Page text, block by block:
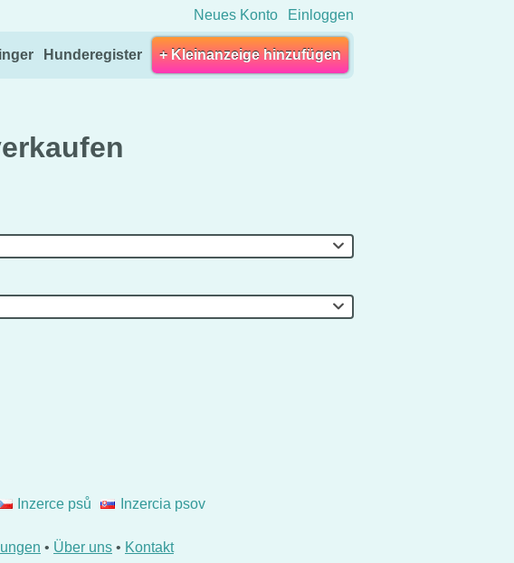
Neues Konto Einloggen
Hunderegister + Kleinanzeige hinzufügen
Inzerce psů
Inzercia psov
• Über uns • Kontakt